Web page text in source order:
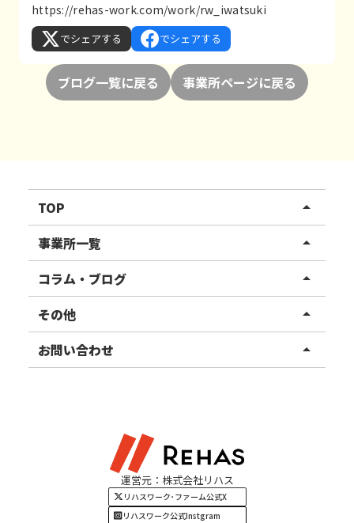
https://rehas-work.com/work/rw_iwatsuki
でシェアする でシェアする
ブログ一覧に戻る 事業所ページに戻る
TOP arrow_drop_up
リハスワーク
リハスファーム
事業所一覧 arrow_drop_up
関東エリア
東北エリア
甲信越エリア
四国・九州エリア
コラム・ブログ arrow_drop_up
事業所ブログ
ご利用者様の声
その他 arrow_drop_up
お知らせ
お問い合わせ arrow_drop_up
運営元：株式会社リハス
リハスワーク･ファーム公式X
リハスワーク公式Instgram